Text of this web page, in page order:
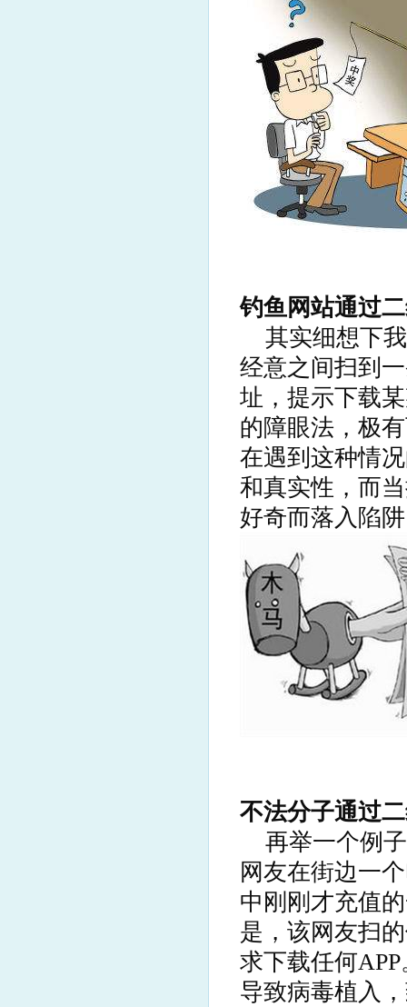
钓鱼网站通过
其实细想下我
经意之间扫到
址，提示下载
的障眼法，极
在遇到这种情
和真实性，而
好奇而落入陷
不法分子通过
再举一个例子
网友在街边一
中刚刚才充值
是，该网友扫
求下载任何
导致病毒植入